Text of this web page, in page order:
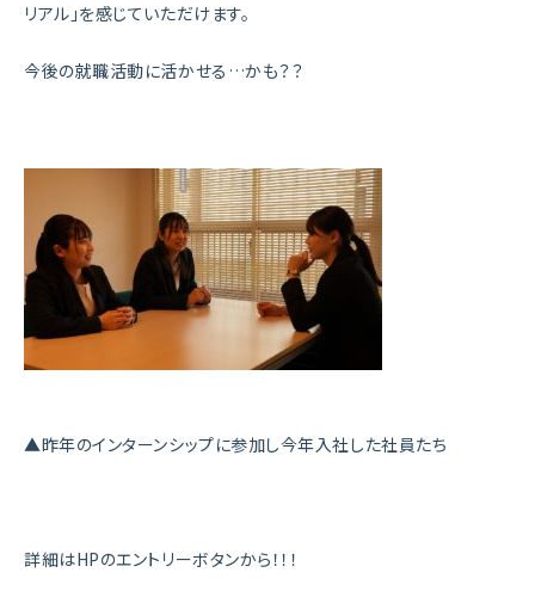
リアル」を感じていただけます。
今後の就職活動に活かせる…かも？？
▲昨年のインターンシップに参加し今年入社した社員たち
詳細はHPのエントリーボタンから！！！